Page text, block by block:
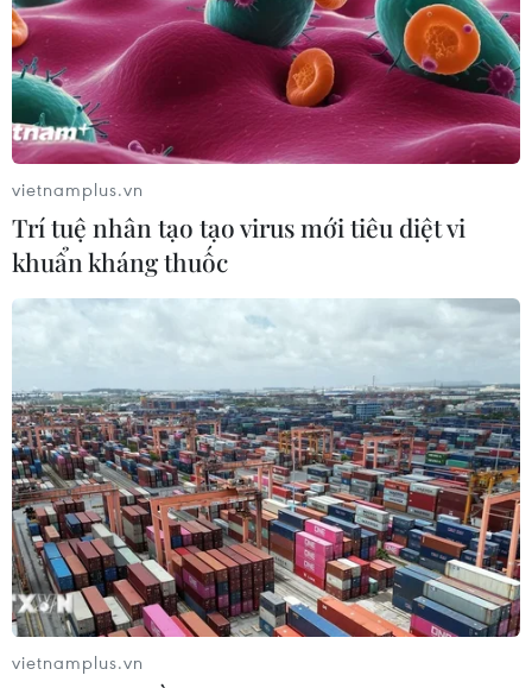
TIN CÙNG CHUYÊN MỤC
Cộng hòa Dân chủ Congo ghi nhận
hơn 300 trẻ em tử vong do Ebola
08/08/2026 15:21
Giao tranh dữ dội ở miền Tây Libya,
nhiều tù nhân vượt ngục
05/08/2026 05:58
vietnamplus.vn
Trí tuệ nhân tạo tạo virus mới tiêu diệt vi
khuẩn kháng thuốc
vietnamplus.vn